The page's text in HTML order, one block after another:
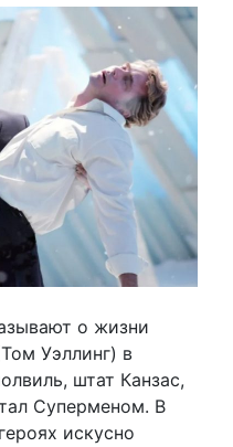
о жизни
Уэллинг) в
штат Канзас,
Суперменом. В
искусно